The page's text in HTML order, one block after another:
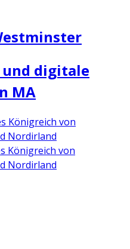
und digitale
MA
Königreich von
Nordirland
Königreich von
Nordirland